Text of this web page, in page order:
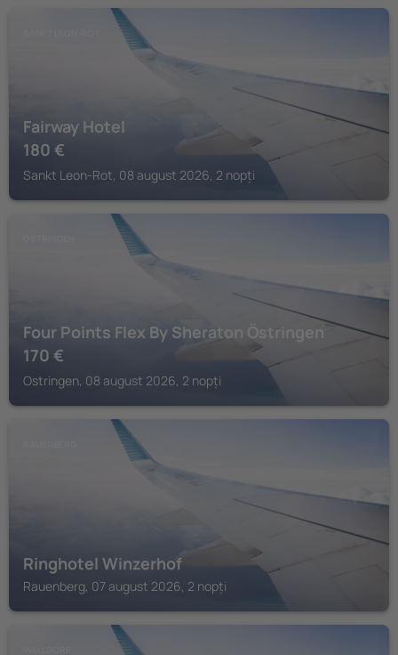
Fairway Hotel
180 €
Sankt Leon-Rot, 08 august 2026, 2 nopți
Four Points Flex By Sheraton Östringen
170 €
Ostringen, 08 august 2026, 2 nopți
Ringhotel Winzerhof
Rauenberg, 07 august 2026, 2 nopți